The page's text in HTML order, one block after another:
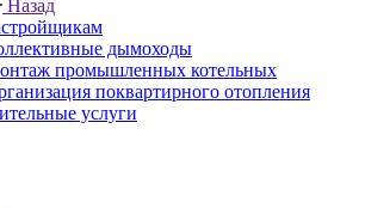
Назад
дымоходы
промышленных котельных
поквартирного отопления
услуги